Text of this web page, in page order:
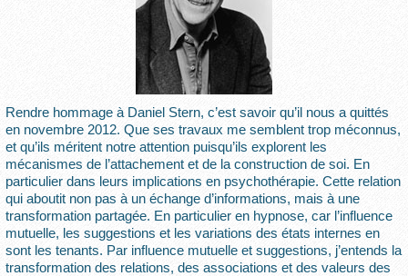
Rendre hommage à Daniel Stern, c’est savoir qu’il nous a quittés
en novembre 2012. Que ses travaux me semblent trop méconnus,
et qu’ils méritent notre attention puisqu’ils explorent les
mécanismes de l’attachement et de la construction de soi. En
particulier dans leurs implications en psychothérapie. Cette relation
qui aboutit non pas à un échange d’informations, mais à une
transformation partagée. En particulier en hypnose, car l’influence
mutuelle, les suggestions et les variations des états internes en
sont les tenants. Par influence mutuelle et suggestions, j’entends la
transformation des relations, des associations et des valeurs des